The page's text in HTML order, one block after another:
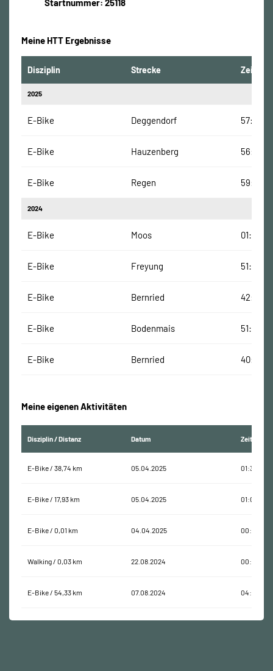
Startnummer: 25118
Meine HTT Ergebnisse
Disziplin Strecke Zeit
2025
E-Bike Deggendorf 57:19
E-Bike Hauzenberg 56:59
E-Bike Regen 59:11
2024
E-Bike Moos
E-Bike Freyung 51:00
E-Bike Bernried 42:00
E-Bike Bodenmais 51:00
E-Bike Bernried 40:00
Meine eigenen Aktivitäten
Disziplin / Distanz Datum Zeit
E-Bike / 38,74 km 05.04.2025 01:30:18
E-Bike / 17,93 km 05.04.2025 01:05:26
E-Bike / 0,01 km 04.04.2025 00:00:19
Walking / 0,03 km 22.08.2024 00:00:22
E-Bike / 54,33 km 07.08.2024 04:07:05